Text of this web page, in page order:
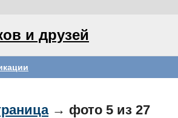
и друзей
→ фото 5 из 27